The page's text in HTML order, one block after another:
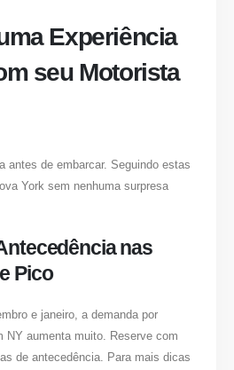
Experiência
seu Motorista
antes de embarcar. Seguindo estas
York sem nenhuma surpresa
nas
Pico
e janeiro, a demanda por
NY aumenta muito. Reserve com
de antecedência. Para mais dicas